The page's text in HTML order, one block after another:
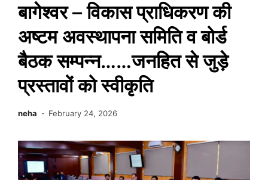
बागेश्वर – विकास प्राधिकरण की
अष्टम अवस्थापना समिति व बोर्ड
बैठक सम्पन्न……जनहित से जुड़े
प्रस्तावों को स्वीकृति
neha February 24, 2026